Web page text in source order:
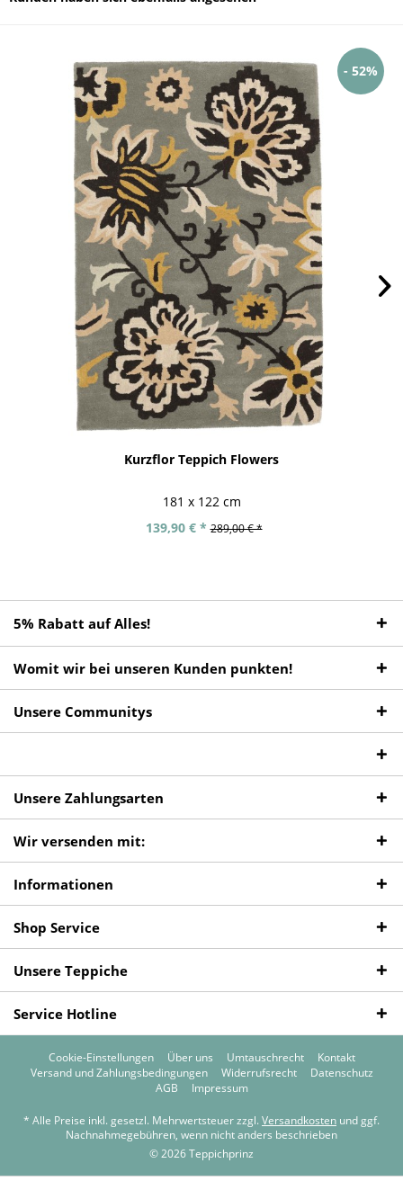
- 52%
Kurzflor Teppich Flowers
181 x 122 cm
139,90 € * 289,00 € *
5% Rabatt auf Alles!
Womit wir bei unseren Kunden punkten!
Unsere Communitys
Unsere Zahlungsarten
Wir versenden mit:
Informationen
Shop Service
Unsere Teppiche
Service Hotline
Cookie-Einstellungen Über uns Umtauschrecht
Kontakt
Versand und Zahlungsbedingungen
Widerrufsrecht
Datenschutz
AGB
Impressum
* Alle Preise inkl. gesetzl. Mehrwertsteuer zzgl. Versandkosten und ggf.
Nachnahmegebühren, wenn nicht anders beschrieben
© 2026 Teppichprinz